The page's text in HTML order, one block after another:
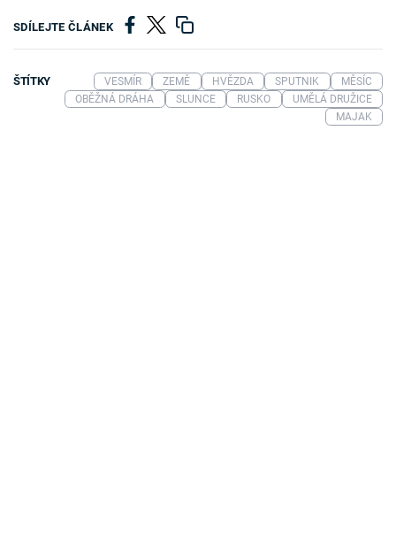
SDÍLEJTE ČLÁNEK
ŠTÍTKY VESMÍR ZEMĚ HVĚZDA SPUTNIK
MĚSÍC
OBĚŽNÁ DRÁHA
SLUNCE RUSKO
UMĚLÁ DRUŽICE
MAJAK